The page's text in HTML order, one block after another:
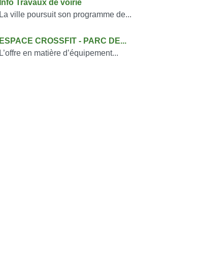
Info Travaux de voirie
La ville poursuit son programme de...
ESPACE CROSSFIT - PARC DE...
L’offre en matière d’équipement...